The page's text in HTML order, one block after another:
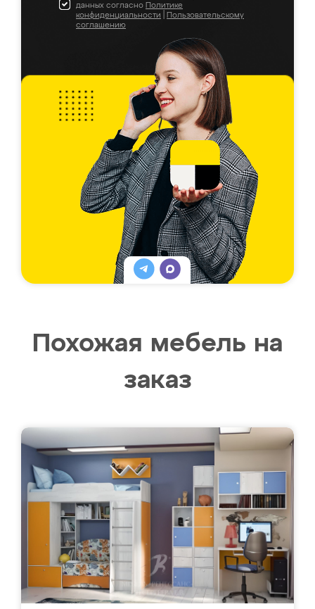
данных согласно Политике
конфиденциальности
Пользовательскому
соглашению
Похожая мебель на
заказ